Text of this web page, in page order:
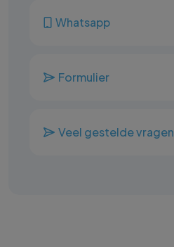
Whatsapp
Formulier
Veel gestelde vragen